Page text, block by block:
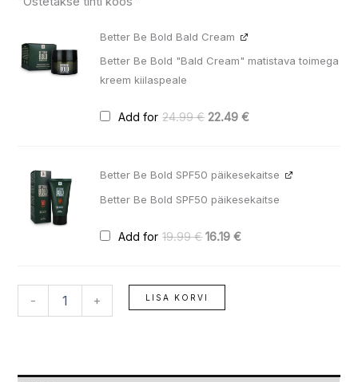
Better Be Bold Bald Cream
Better Be Bold "Bald Cream" matistava toimega
kreem kiilaspeale
Add for 24.99€
Algne
hind
oli:
24.99 €.
22.49€
on:
22.49 €.
Better Be Bold SPF50 päikesekaitse
Better Be Bold SPF50 päikesekaitse
Add for 19.99€
Algne
hind
19.99 €.
16.19€
Praegune
hind
16.19 €.
- + LISA KORVI